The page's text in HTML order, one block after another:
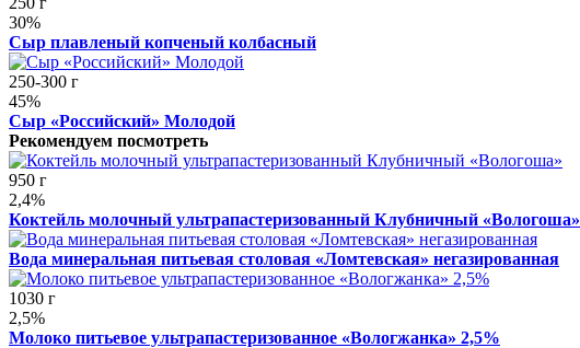
30%
Сыр плавленый копченый колбасный
250-300 г
45%
Сыр «Российский» Молодой
Рекомендуем посмотреть
950 г
2,4%
Коктейль молочный ультрапастеризованный Клубничный «Вологоша»
Вода минеральная питьевая столовая «Ломтевская» негазированная
1030 г
2,5%
Молоко питьевое ультрапастеризованное «Вологжанка» 2,5%